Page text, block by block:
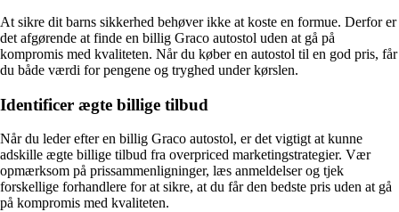
At sikre dit barns sikkerhed behøver ikke at koste en formue. Derfor er
det afgørende at finde en billig Graco autostol uden at gå på
kompromis med kvaliteten. Når du køber en autostol til en god pris, får
du både værdi for pengene og tryghed under kørslen.
Identificer ægte billige tilbud
Når du leder efter en billig Graco autostol, er det vigtigt at kunne
adskille ægte billige tilbud fra overpriced marketingstrategier. Vær
opmærksom på prissammenligninger, læs anmeldelser og tjek
forskellige forhandlere for at sikre, at du får den bedste pris uden at gå
på kompromis med kvaliteten.